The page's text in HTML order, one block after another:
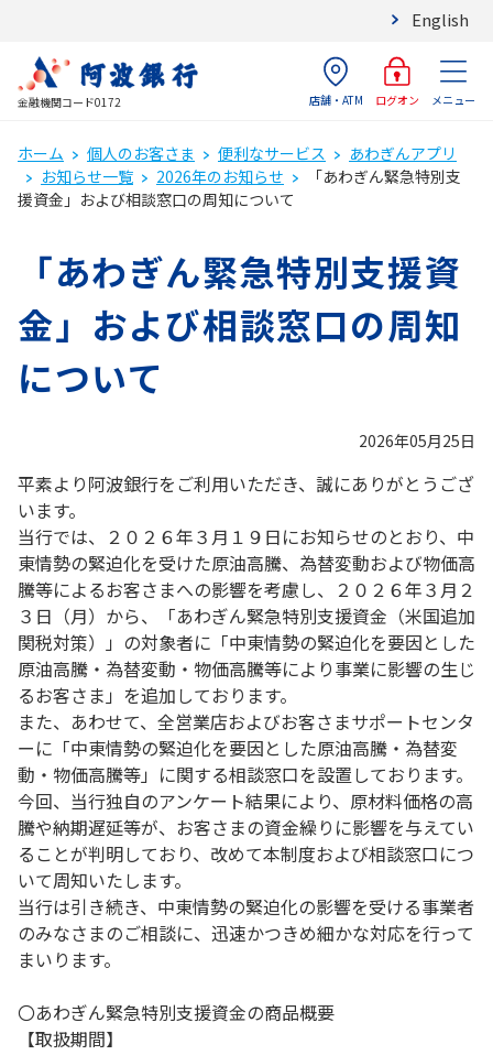
English
金融機関コード0172 店舗・ATM ログオン メニュー
ホーム 個人のお客さま 便利なサービス
あわぎんアプリ
お知らせ一覧
2026年のお知らせ
「あわぎん緊急特別支
援資金」および相談窓口の周知について
「あわぎん緊急特別支援資
金」および相談窓口の周知
について
2026年05月25日
平素より阿波銀行をご利用いただき、誠にありがとうござ
います。
当行では、２０２６年３月１９日にお知らせのとおり、中
東情勢の緊迫化を受けた原油高騰、為替変動および物価高
騰等によるお客さまへの影響を考慮し、２０２６年３月２
３日（月）から、「あわぎん緊急特別支援資金（米国追加
関税対策）」の対象者に「中東情勢の緊迫化を要因とした
原油高騰・為替変動・物価高騰等により事業に影響の生じ
るお客さま」を追加しております。
また、あわせて、全営業店およびお客さまサポートセンタ
ーに「中東情勢の緊迫化を要因とした原油高騰・為替変
動・物価高騰等」に関する相談窓口を設置しております。
今回、当行独自のアンケート結果により、原材料価格の高
騰や納期遅延等が、お客さまの資金繰りに影響を与えてい
ることが判明しており、改めて本制度および相談窓口につ
いて周知いたします。
当行は引き続き、中東情勢の緊迫化の影響を受ける事業者
のみなさまのご相談に、迅速かつきめ細かな対応を行って
まいります。
〇あわぎん緊急特別支援資金の商品概要
【取扱期間】